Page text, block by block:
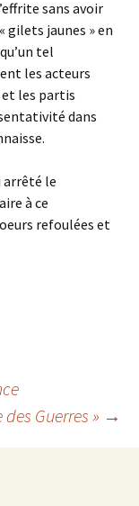
sans avoir
gilets jaunes » en
tel
les acteurs
les partis
dans
arrêté le
à ce
refoulées et
Guerres » →